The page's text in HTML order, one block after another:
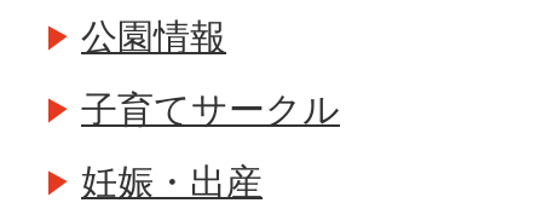
公園情報
子育てサークル
妊娠・出産